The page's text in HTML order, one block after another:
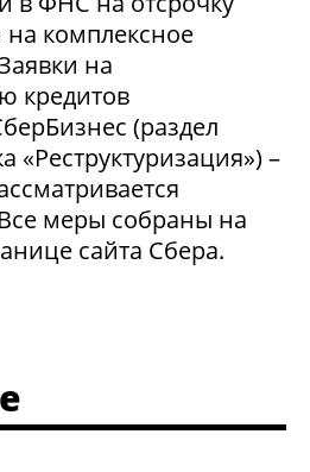
на комплексное
на
кредитов
(раздел
«Реструктуризация») –
меры собраны на
сайта Сбера.